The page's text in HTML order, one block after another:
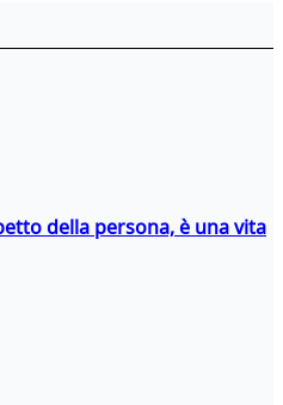
della persona, è una vita